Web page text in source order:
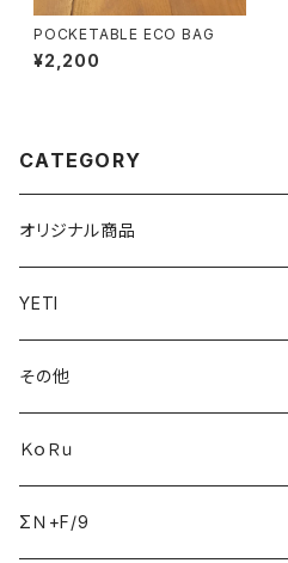
POCKETABLE ECO BAG
¥2,200
CATEGORY
オリジナル商品
YETI
その他
ＫｏＲｕ
ΣＮ+F/9